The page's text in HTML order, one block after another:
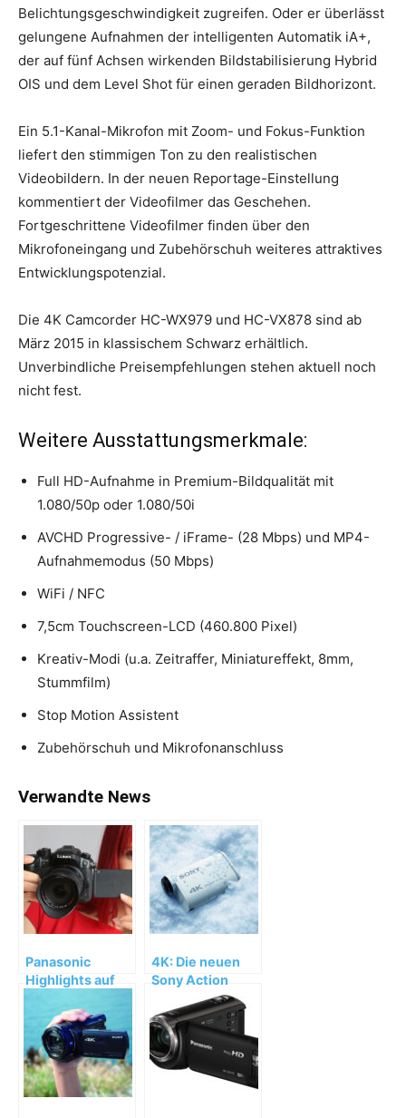
Belichtungsgeschwindigkeit zugreifen. Oder er überlässt
gelungene Aufnahmen der intelligenten Automatik iA+,
der auf fünf Achsen wirkenden Bildstabilisierung Hybrid
OIS und dem Level Shot für einen geraden Bildhorizont.
Ein 5.1-Kanal-Mikrofon mit Zoom- und Fokus-Funktion
liefert den stimmigen Ton zu den realistischen
Videobildern. In der neuen Reportage-Einstellung
kommentiert der Videofilmer das Geschehen.
Fortgeschrittene Videofilmer finden über den
Mikrofoneingang und Zubehörschuh weiteres attraktives
Entwicklungspotenzial.
Die 4K Camcorder HC-WX979 und HC-VX878 sind ab
März 2015 in klassischem Schwarz erhältlich.
Unverbindliche Preisempfehlungen stehen aktuell noch
nicht fest.
Weitere Ausstattungsmerkmale:
Full HD-Aufnahme in Premium-Bildqualität mit
1.080/50p oder 1.080/50i
AVCHD Progressive- / iFrame- (28 Mbps) und MP4-
Aufnahmemodus (50 Mbps)
WiFi / NFC
7,5cm Touchscreen-LCD (460.800 Pixel)
Kreativ-Modi (u.a. Zeitraffer, Miniatureffekt, 8mm,
Stummfilm)
Stop Motion Assistent
Zubehörschuh und Mikrofonanschluss
Verwandte News
Panasonic
Highlights auf
4K: Die neuen
Sony Action